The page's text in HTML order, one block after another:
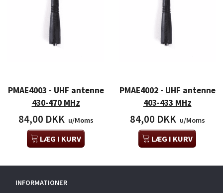
PMAE4003 - UHF antenne
430-470 MHz
84,00 DKK u/Moms
LÆG I KURV
PMAE4002 - UHF antenne
403-433 MHz
84,00 DKK u/Moms
LÆG I KURV
INFORMATIONER